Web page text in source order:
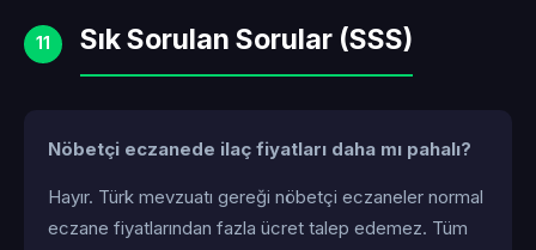
11 Sık Sorulan Sorular (SSS)
Nöbetçi eczanede ilaç fiyatları daha mı pahalı?
Hayır. Türk mevzuatı gereği nöbetçi eczaneler normal
eczane fiyatlarından fazla ücret talep edemez. Tüm